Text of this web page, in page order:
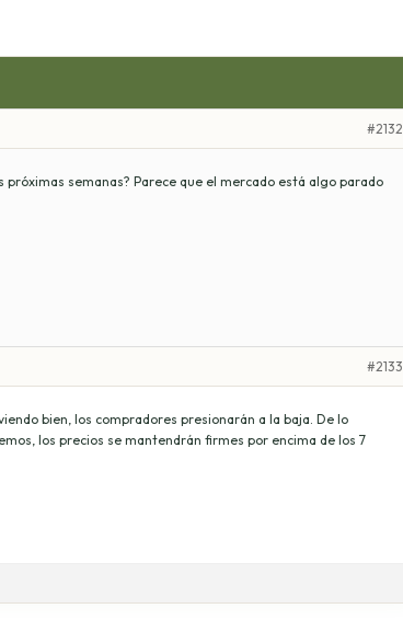
#2132
próximas semanas? Parece que el mercado está algo parado
#2133
bien, los compradores presionarán a la baja. De lo
los precios se mantendrán firmes por encima de los 7